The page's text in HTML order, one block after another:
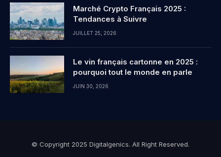
Marché Crypto Français 2025 :
Tendances à Suivre
JUILLET 25, 2026
Le vin français cartonne en 2025 :
pourquoi tout le monde en parle
JUIN 30, 2026
© Copyright 2025 Digitalgenics. All Right Reserved.